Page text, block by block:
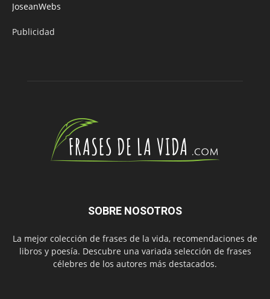
JoseanWebs
Publicidad
SOBRE NOSOTROS
La mejor colección de frases de la vida, recomendaciones de
libros y poesía. Descubre una variada selección de frases
célebres de los autores más destacados.